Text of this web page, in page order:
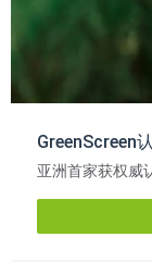
GreenScreen
亚洲首家获权威